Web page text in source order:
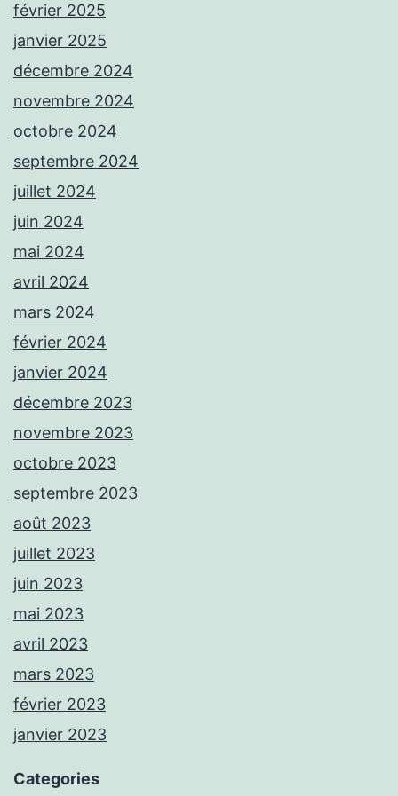
février 2025
janvier 2025
décembre 2024
novembre 2024
octobre 2024
septembre 2024
juillet 2024
juin 2024
mai 2024
avril 2024
mars 2024
février 2024
janvier 2024
décembre 2023
novembre 2023
octobre 2023
septembre 2023
août 2023
juillet 2023
juin 2023
mai 2023
avril 2023
mars 2023
février 2023
janvier 2023
Categories